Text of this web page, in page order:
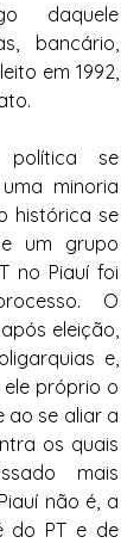
daquele
bancário,
em 1992,
se
minoria
histórica se
um grupo
no Piauí foi
O
eleição,
e,
próprio o
ao se aliar a
os quais
mais
não é, a
do PT e de